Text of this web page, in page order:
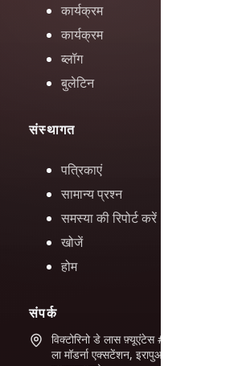
कार्यक्रम
कार्यक्रम
ब्लॉग
बुलेटिन
संस्थागत
पत्रिकाएं
सामान्य प्रश्न
समस्या की रिपोर्ट करें
खोजें
होम
संपर्क
विक्टोरिनो डे लास फ़्यूएंटेस #944
ला मॉडर्ना एक्सटेंशन, इरापुआटो,